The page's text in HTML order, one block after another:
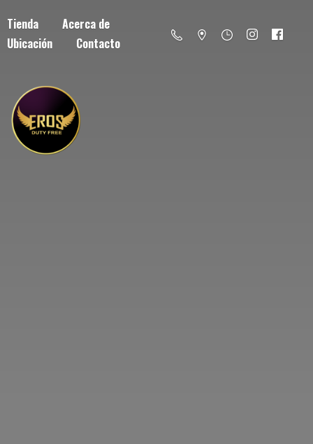
Tienda
Acerca de
Ubicación
Contacto